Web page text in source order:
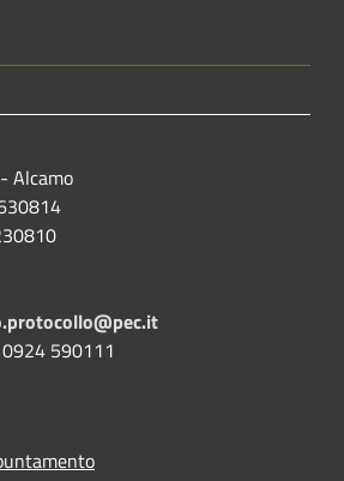
Alcamo
590111